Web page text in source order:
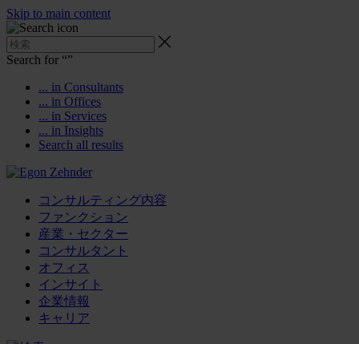
Skip to main content
Search for “”
... in Consultants
... in Offices
... in Services
... in Insights
Search all results
コンサルティング内容
ファンクション
産業・セクター
コンサルタント
オフィス
インサイト
企業情報
キャリア